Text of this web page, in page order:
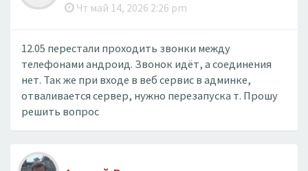
Чт май 14, 2026 2:26 pm
12.05 перестали проходить звонки между
телефонами андроид. Звонок идёт, а соединения
нет. Так же при входе в веб сервис в админке,
отваливается сервер, нужно перезапуска т. Прошу
решить вопрос